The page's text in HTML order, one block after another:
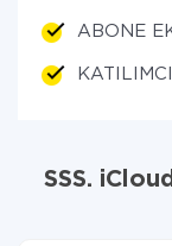
ABONE
SSS.